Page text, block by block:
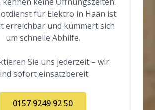
für Elektro in Haan ist
erreichbar und kümmert sich
um schnelle Abhilfe.
Sie uns jederzeit – wir
sofort einsatzbereit.
0157 9249 92 50